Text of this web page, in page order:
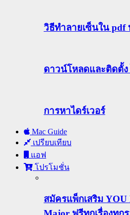
วิธีทําลายเซ็นใน pdf
ดาวน์โหลดและติดตั้ง
การหาไดร์เวอร์
Mac Guide
เปรียบเทียบ
แอฟ
โปรโมชั่น
สมัครแพ็กเสริม